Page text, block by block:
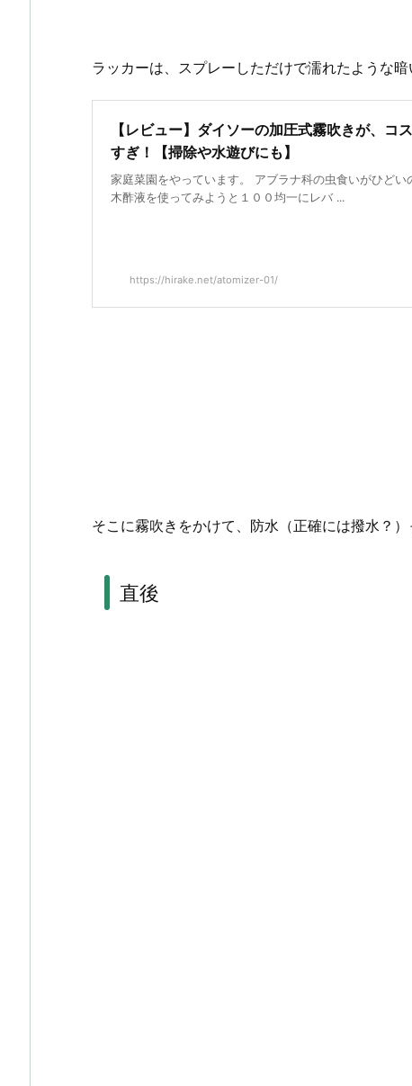
ラッカーは、スプレーしただけで濡れたような暗
【レビュー】ダイソーの加圧式霧吹きが、コ
すぎ！【掃除や水遊びにも】
家庭菜園をやっています。 アブラナ科の虫食いがひどい
木酢液を使ってみようと１００均一にレバ ...
https://hirake.net/atomizer-01/
そこに霧吹きをかけて、防水（正確には撥水？）
直後